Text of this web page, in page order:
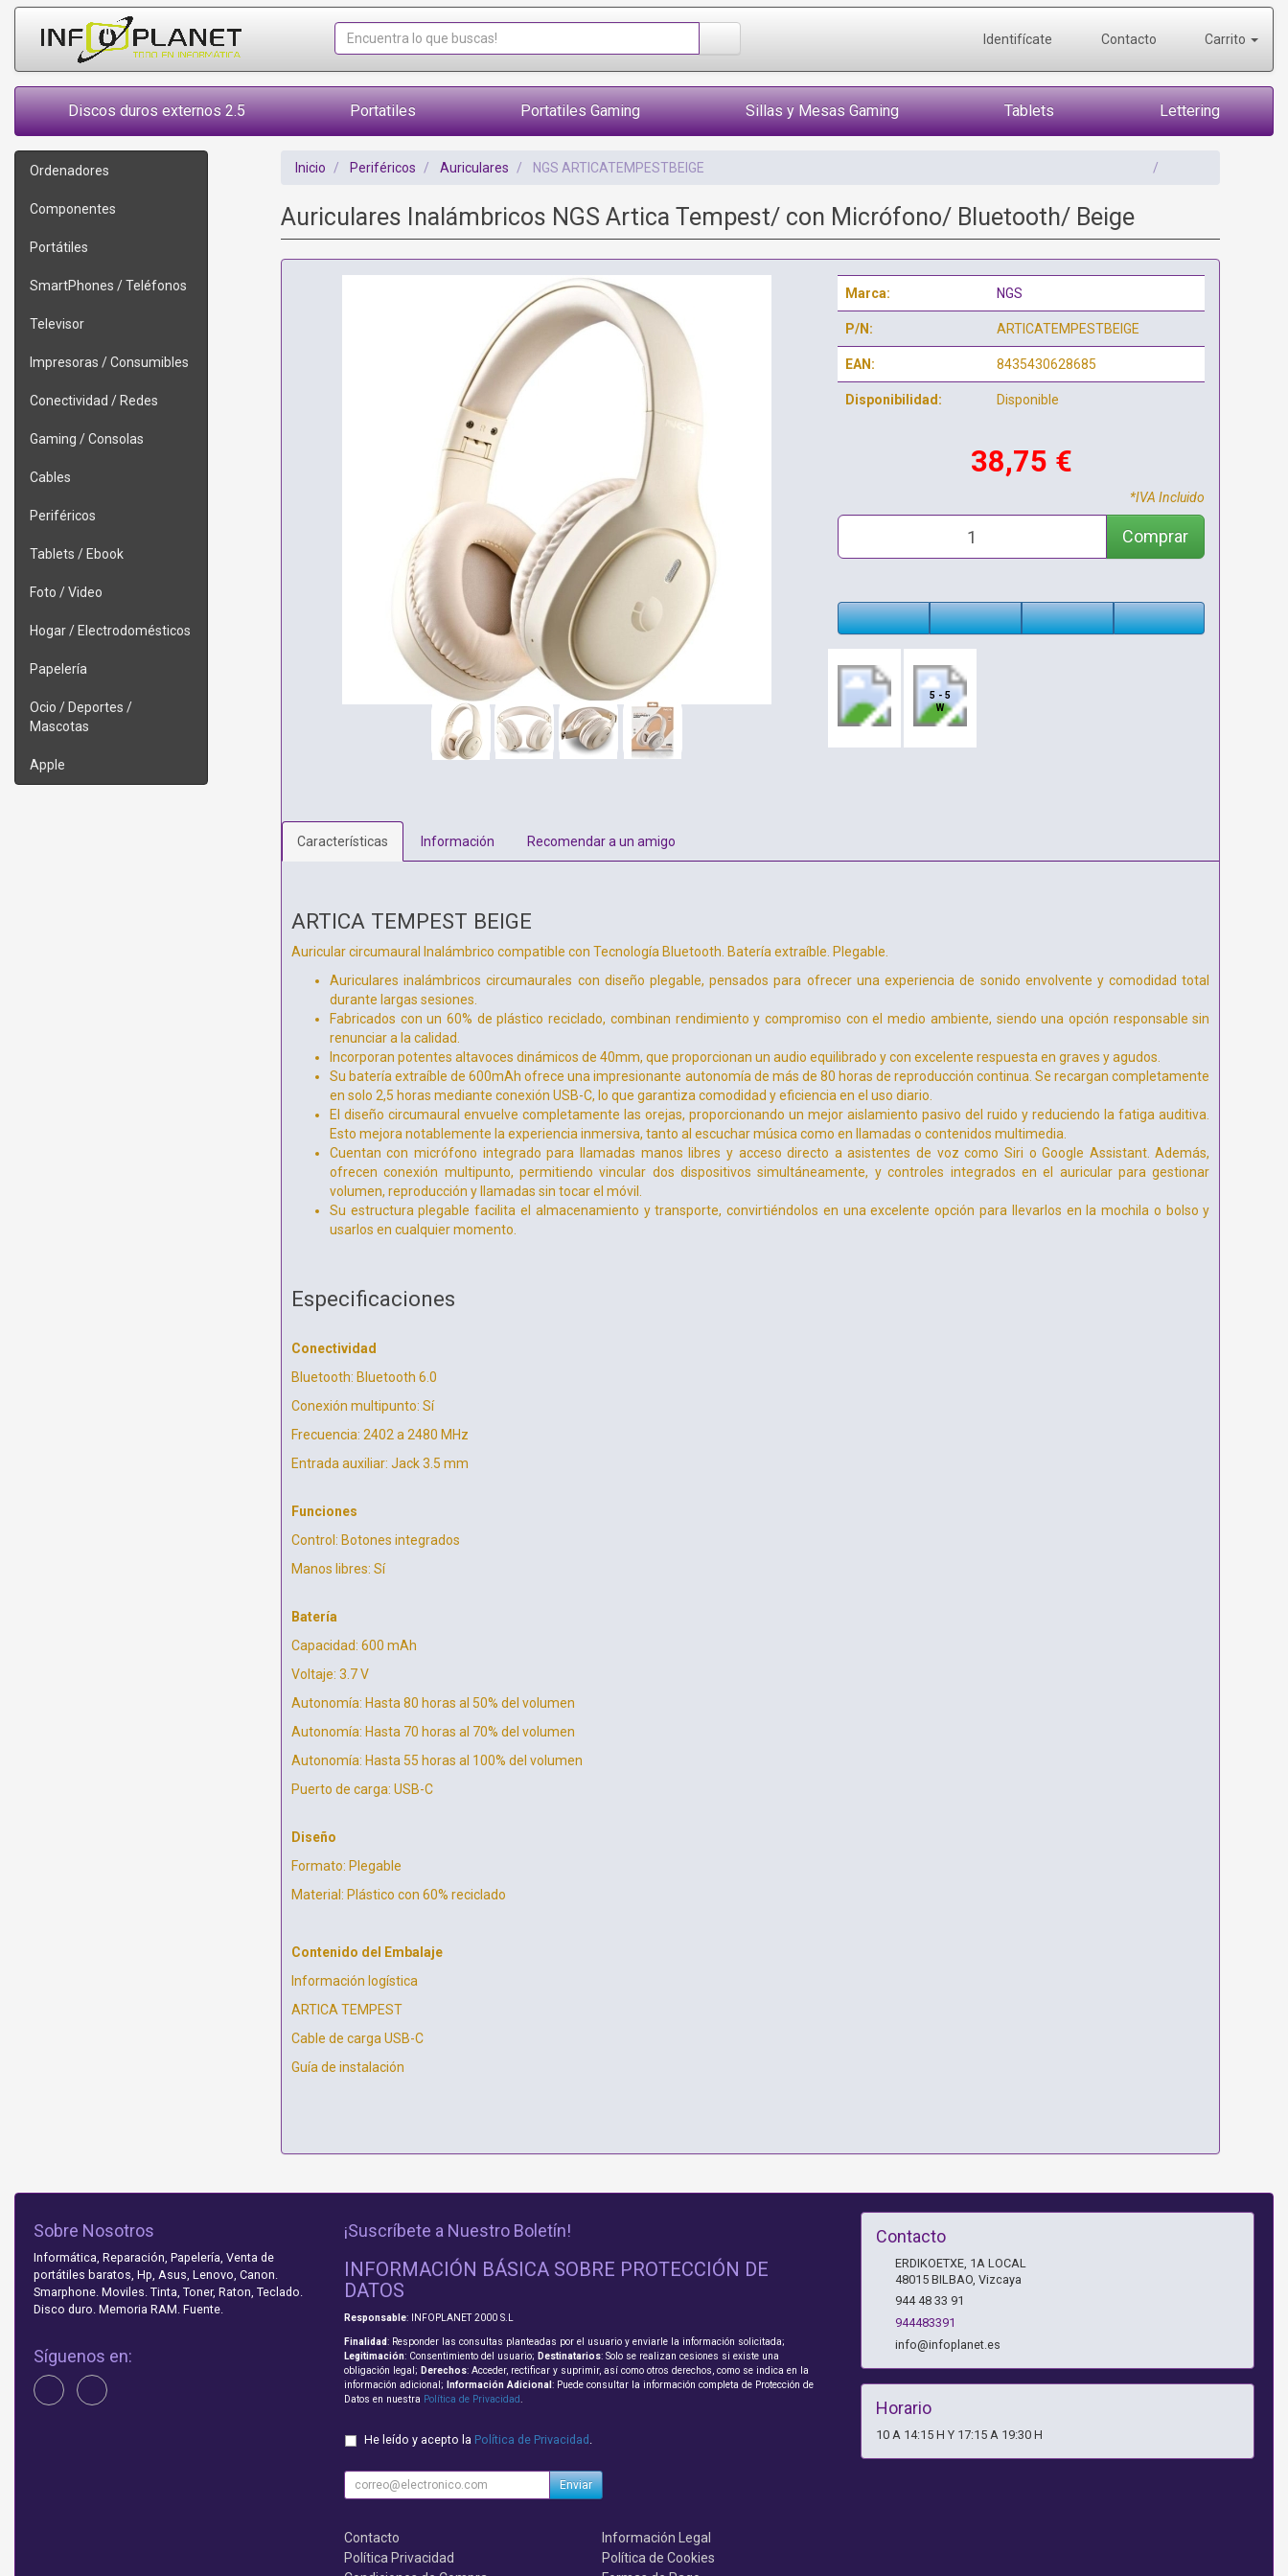
Identifícate Contacto Carrito
Discos duros externos 2.5 Portatiles Portatiles Gaming Sillas y Mesas Gaming Tablets Lettering
Ordenadores
Componentes
Portátiles
SmartPhones / Teléfonos
Televisor
Impresoras / Consumibles
Conectividad / Redes
Gaming / Consolas
Cables
Periféricos
Tablets / Ebook
Foto / Video
Hogar / Electrodomésticos
Papelería
Ocio / Deportes /
Mascotas
Apple
Inicio Periféricos Auriculares NGS ARTICATEMPESTBEIGE
Auriculares Inalámbricos NGS Artica Tempest/ con Micrófono/ Bluetooth/ Beige
Marca: NGS
P/N: ARTICATEMPESTBEIGE
EAN: 8435430628685
Disponibilidad: Disponible
38,75 €
*IVA Incluido
Comprar
5 - 5
W
Características Información Recomendar a un amigo
ARTICA TEMPEST BEIGE
Auricular circumaural Inalámbrico compatible con Tecnología Bluetooth. Batería extraíble. Plegable.
Auriculares inalámbricos circumaurales con diseño plegable, pensados para ofrecer una experiencia de sonido envolvente y comodidad total
durante largas sesiones.
Fabricados con un 60% de plástico reciclado, combinan rendimiento y compromiso con el medio ambiente, siendo una opción responsable sin
renunciar a la calidad.
Incorporan potentes altavoces dinámicos de 40mm, que proporcionan un audio equilibrado y con excelente respuesta en graves y agudos.
Su batería extraíble de 600mAh ofrece una impresionante autonomía de más de 80 horas de reproducción continua. Se recargan completamente
en solo 2,5 horas mediante conexión USB-C, lo que garantiza comodidad y eficiencia en el uso diario.
El diseño circumaural envuelve completamente las orejas, proporcionando un mejor aislamiento pasivo del ruido y reduciendo la fatiga auditiva.
Esto mejora notablemente la experiencia inmersiva, tanto al escuchar música como en llamadas o contenidos multimedia.
Cuentan con micrófono integrado para llamadas manos libres y acceso directo a asistentes de voz como Siri o Google Assistant. Además,
ofrecen conexión multipunto, permitiendo vincular dos dispositivos simultáneamente, y controles integrados en el auricular para gestionar
volumen, reproducción y llamadas sin tocar el móvil.
Su estructura plegable facilita el almacenamiento y transporte, convirtiéndolos en una excelente opción para llevarlos en la mochila o bolso y
usarlos en cualquier momento.
Especificaciones
Conectividad
Bluetooth: Bluetooth 6.0
Conexión multipunto: Sí
Frecuencia: 2402 a 2480 MHz
Entrada auxiliar: Jack 3.5 mm
Funciones
Control: Botones integrados
Manos libres: Sí
Batería
Capacidad: 600 mAh
Voltaje: 3.7 V
Autonomía: Hasta 80 horas al 50% del volumen
Autonomía: Hasta 70 horas al 70% del volumen
Autonomía: Hasta 55 horas al 100% del volumen
Puerto de carga: USB-C
Diseño
Formato: Plegable
Material: Plástico con 60% reciclado
Contenido del Embalaje
Información logística
ARTICA TEMPEST
Cable de carga USB-C
Guía de instalación
Sobre Nosotros
Informática, Reparación, Papelería, Venta de
portátiles baratos, Hp, Asus, Lenovo, Canon.
Smarphone. Moviles. Tinta, Toner, Raton, Teclado.
Disco duro. Memoria RAM. Fuente.
Síguenos en:
¡Suscríbete a Nuestro Boletín!
INFORMACIÓN BÁSICA SOBRE PROTECCIÓN DE
DATOS
Responsable: INFOPLANET 2000 S.L
Finalidad: Responder las consultas planteadas por el usuario y enviarle la información solicitada;
Legitimación: Consentimiento del usuario; Destinatarios: Solo se realizan cesiones si existe una
obligación legal; Derechos: Acceder, rectificar y suprimir, así como otros derechos, como se indica en la
información adicional;
Información Adicional : Puede consultar la información completa de Protección de
Datos en nuestra Política de Privacidad.
He leído y acepto la Política de Privacidad .
Enviar
Contacto
Información Legal
Política Privacidad
Política de Cookies
Contacto
ERDIKOETXE, 1A LOCAL
48015 BILBAO, Vizcaya
944 48 33 91
944483391
info@infoplanet.es
Horario
10 A 14:15 H Y 17:15 A 19:30 H